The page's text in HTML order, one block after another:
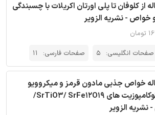
از کلوفان تا پلی اورتان اکریلات با چسبندگی
و خواص - نشریه الزویر
صفحات انگلیسی: 5 صفحات فارسی: 11
خواص جذبی مادون قرمز و میکروویو
حرارتی نانوکامپوزیت های SrTiO3/ SrFe12O19/
نشریه الزویر